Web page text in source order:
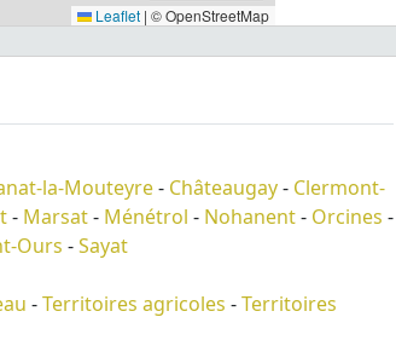
Leaflet | © OpenStreetMap
la-Mouteyre- Châteaugay- Clermont-
- Marsat- Ménétrol - Nohanent- Orcines -
Ours -Sayat
-Territoires agricoles -Territoires